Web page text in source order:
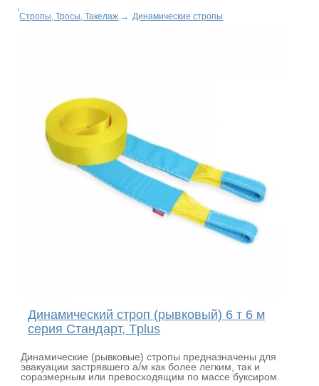
Стропы, Тросы, Такелаж → Динамические стропы
Динамический строп (рывковый) 6 т 6 м
серия Стандарт, Tplus
Динамические (рывковые) стропы предназначены для
эвакуации застрявшего а/м как более легким, так и
соразмерным или превосходящим по массе буксиром.